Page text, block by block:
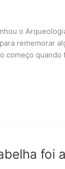
o
rememorar
começo
foi